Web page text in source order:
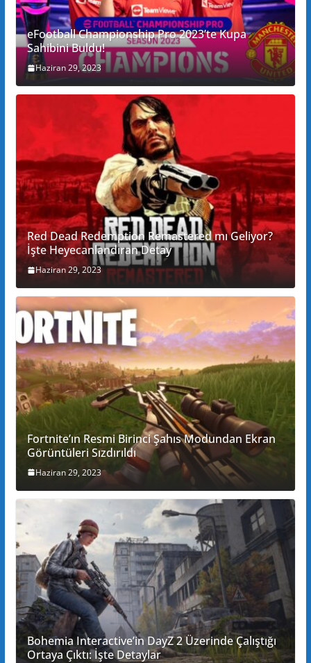
eFootball Championship Pro 2023’te Kupa
Sahibini Buldu!
Haziran 29, 2023
Red Dead Redemption Remastered mı Geliyor?
İşte Heyecanlandıran Detay
Haziran 29, 2023
Fortnite’ın Resmi Birinci Şahıs Modundan Ekran
Görüntüleri Sızdırıldı
Haziran 29, 2023
Bohemia Interactive’in DayZ 2 Üzerinde Çalıştığı
Ortaya Çıktı: İşte Detaylar